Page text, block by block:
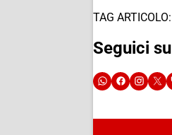
TAG ARTICOLO:
Seguici su